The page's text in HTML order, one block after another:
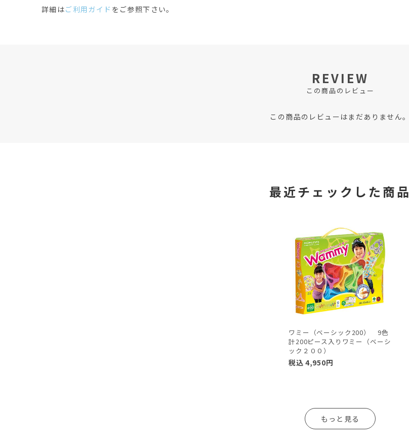
詳細はご利用ガイド をご参照下さい。
REVIEW
この商品のレビュー
この商品のレビューはまだありません。
最近チェックした商品
ワミー（ベーシック200） 9色
計200ピース入りワミー（ベーシ
ック２００）
税込 4,950円
もっと見る